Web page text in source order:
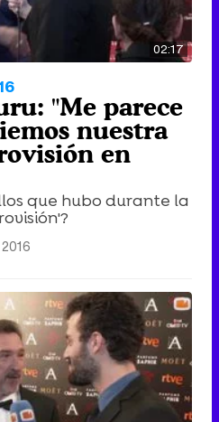
02:17
"Me parece
nuestra
en
que hubo durante la